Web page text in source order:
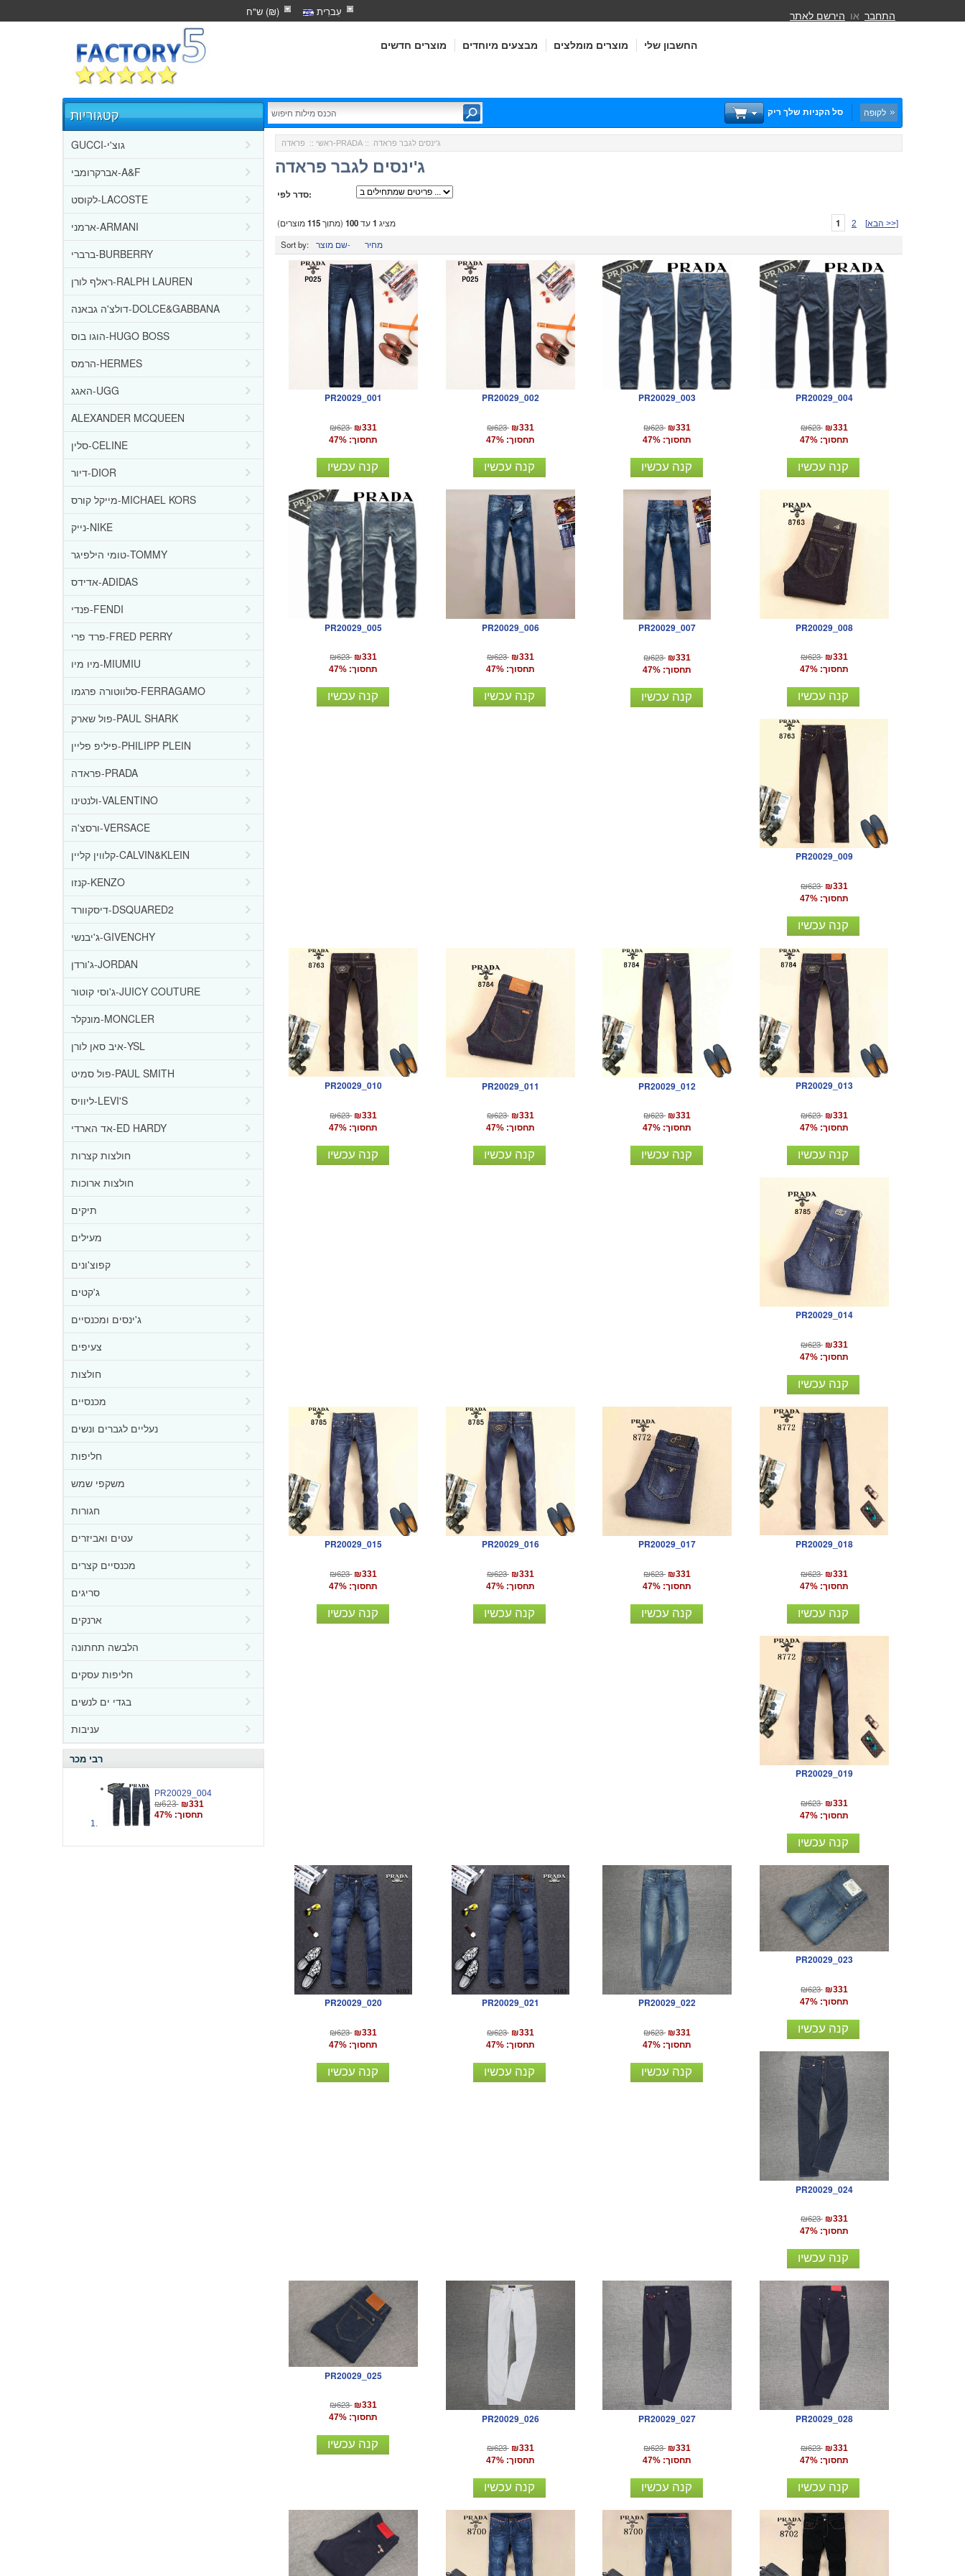
עִברִית ש"ח (₪)
מוצרים חדשים מבצעים מיוחדים מוצרים מומלצים החשבון שלי
התחבר או הירשם לאתר
סל הקניות שלך ריק לקופה
קטגוריות
GUCCI-גוצ'י
אברקרומבי-A&F
לקוסט-LACOSTE
ארמני-ARMANI
ברברי-BURBERRY
ראלף לורן-RALPH LAUREN
דולצ'ה גבאנה-DOLCE&GABBANA
הוגו בוס-HUGO BOSS
הרמס-HERMES
האגג-UGG
ALEXANDER MCQUEEN
סלין-CELINE
דיור-DIOR
מייקל קורס-MICHAEL KORS
נייק-NIKE
טומי הילפיגר-TOMMY
אדידס-ADIDAS
פנדי-FENDI
פרד פרי-FRED PERRY
מיו מיו-MIUMIU
סלווטורה פרגמו-FERRAGAMO
פול שארק-PAUL SHARK
פיליפ פליין-PHILIPP PLEIN
פראדה-PRADA
ולנטינו-VALENTINO
ורסצ'ה-VERSACE
קלווין קליין-CALVIN&KLEIN
קנזו-KENZO
דיסקוורד-DSQUARED2
ג'יבנשי-GIVENCHY
ג'ורדן-JORDAN
ג'וסי קוטור-JUICY COUTURE
מונקלר-MONCLER
איב סאן לורן-YSL
פול סמיט-PAUL SMITH
ליוויס-LEVI'S
אד הארדי-ED HARDY
חולצות קצרות
חולצות ארוכות
תיקים
מעילים
קפוצ'ונים
ג'קטים
ג'ינסים ומכנסיים
צעיפים
חולצות
מכנסיים
נעליים לגברים ונשים
חליפות
משקפי שמש
חגורות
עטים ואביזרים
מכנסיים קצרים
סריגים
ארנקים
הלבשה תחתונה
חליפות עסקים
בגדי ים לנשים
עניבות
רבי מכר
PR20029_004
₪623 ₪331
תחסוך: 47%
ראשי :: פראדה-PRADA :: ג'ינסים לגבר פראדה
ג'ינסים לגבר פראדה
סדר לפי:
מציג 1עד100(מתוך115מוצרים) 1 2 [הבא >>]
Sort by: שם מוצר- מחיר
PR20029_001
₪623 ₪331
תחסוך: 47%
קנה עכשיו
PR20029_002
₪623 ₪331
תחסוך: 47%
קנה עכשיו
PR20029_003
₪623 ₪331
תחסוך: 47%
קנה עכשיו
PR20029_004
₪623 ₪331
תחסוך: 47%
קנה עכשיו
PR20029_005
₪623 ₪331
תחסוך: 47%
קנה עכשיו
PR20029_006
₪623 ₪331
תחסוך: 47%
קנה עכשיו
PR20029_007
₪623 ₪331
תחסוך: 47%
קנה עכשיו
PR20029_008
₪623 ₪331
תחסוך: 47%
קנה עכשיו
PR20029_009
₪623 ₪331
תחסוך: 47%
קנה עכשיו
PR20029_010
₪623 ₪331
תחסוך: 47%
קנה עכשיו
PR20029_011
₪623 ₪331
תחסוך: 47%
קנה עכשיו
PR20029_012
₪623 ₪331
תחסוך: 47%
קנה עכשיו
PR20029_013
₪623 ₪331
תחסוך: 47%
קנה עכשיו
PR20029_014
₪623 ₪331
תחסוך: 47%
קנה עכשיו
PR20029_015
₪623 ₪331
תחסוך: 47%
קנה עכשיו
PR20029_016
₪623 ₪331
תחסוך: 47%
קנה עכשיו
PR20029_017
₪623 ₪331
תחסוך: 47%
קנה עכשיו
PR20029_018
₪623 ₪331
תחסוך: 47%
קנה עכשיו
PR20029_019
₪623 ₪331
תחסוך: 47%
קנה עכשיו
PR20029_020
₪623 ₪331
תחסוך: 47%
קנה עכשיו
PR20029_021
₪623 ₪331
תחסוך: 47%
קנה עכשיו
PR20029_022
₪623 ₪331
תחסוך: 47%
קנה עכשיו
PR20029_023
₪623 ₪331
תחסוך: 47%
קנה עכשיו
PR20029_024
₪623 ₪331
תחסוך: 47%
קנה עכשיו
PR20029_025
₪623 ₪331
תחסוך: 47%
קנה עכשיו
PR20029_026
₪623 ₪331
תחסוך: 47%
קנה עכשיו
PR20029_027
₪623 ₪331
תחסוך: 47%
קנה עכשיו
PR20029_028
₪623 ₪331
תחסוך: 47%
קנה עכשיו